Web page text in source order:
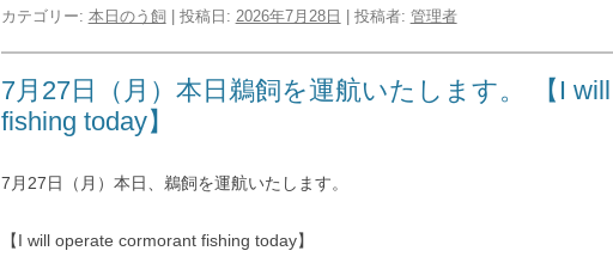
カテゴリー: 本日のう飼 | 投稿日: 2026年7月28日 投稿者: 管理者
7月27日（月）本日鵜飼を運航いたします。 【I
fishing today】
7月27日（月）本日、鵜飼を運航いたします。
【I will operate cormorant fishing today】